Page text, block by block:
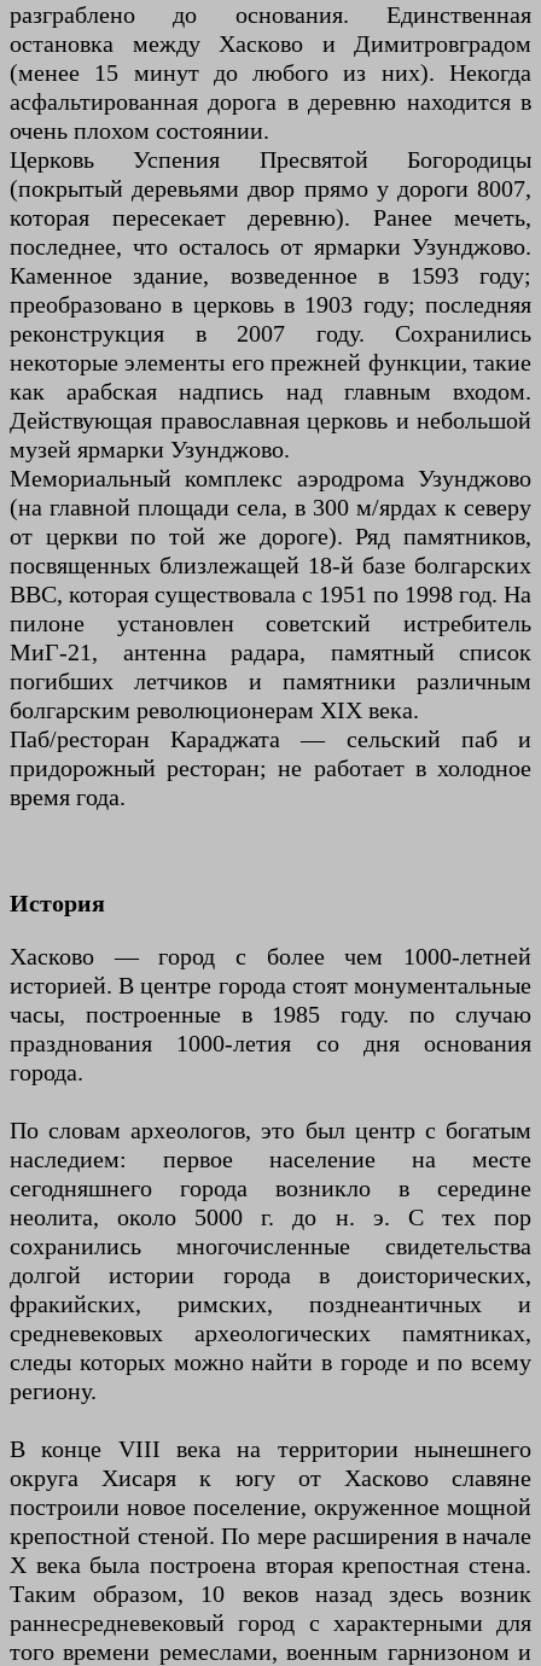
разграблено до основания. Единственная
остановка между Хасково и Димитровградом
(менее 15 минут до любого из них). Некогда
асфальтированная дорога в деревню находится в
очень плохом состоянии.
Церковь Успения Пресвятой Богородицы
(покрытый деревьями двор прямо у дороги 8007,
которая пересекает деревню). Ранее мечеть,
последнее, что осталось от ярмарки Узунджово.
Каменное здание, возведенное в 1593 году;
преобразовано в церковь в 1903 году; последняя
реконструкция в 2007 году. Сохранились
некоторые элементы его прежней функции, такие
как арабская надпись над главным входом.
Действующая православная церковь и небольшой
музей ярмарки Узунджово.
Мемориальный комплекс аэродрома Узунджово
(на главной площади села, в 300 м/ярдах к северу
от церкви по той же дороге). Ряд памятников,
посвященных близлежащей 18-й базе болгарских
ВВС, которая существовала с 1951 по 1998 год. На
пилоне установлен советский истребитель
МиГ-21, антенна радара, памятный список
погибших летчиков и памятники различным
болгарским революционерам XIX века.
Паб/ресторан Караджата — сельский паб и
придорожный ресторан; не работает в холодное
время года.
История
Хасково — город с более чем 1000-летней
историей. В центре города стоят монументальные
часы, построенные в 1985 году. по случаю
празднования 1000-летия со дня основания
города.
По словам археологов, это был центр с богатым
наследием: первое население на месте
сегодняшнего города возникло в середине
неолита, около 5000 г. до н. э. С тех пор
сохранились многочисленные свидетельства
долгой истории города в доисторических,
фракийских, римских, позднеантичных и
средневековых археологических памятниках,
следы которых можно найти в городе и по всему
региону.
В конце VIII века на территории нынешнего
округа Хисаря к югу от Хасково славяне
построили новое поселение, окруженное мощной
крепостной стеной. По мере расширения в начале
X века была построена вторая крепостная стена.
Таким образом, 10 веков назад здесь возник
раннесредневековый город с характерными для
того времени ремеслами, военным гарнизоном и